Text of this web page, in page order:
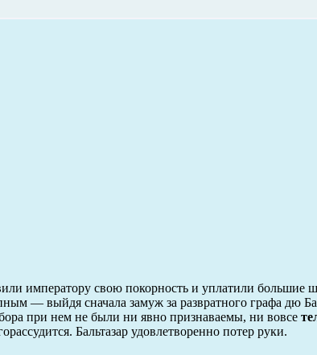
императору свою покорность и уплатили большие
— выйдя сначала замуж за развратного графа дю
при нем не были ни явно признаваемы, ни вовсе
Бальтазар удовлетворенно потер руки.